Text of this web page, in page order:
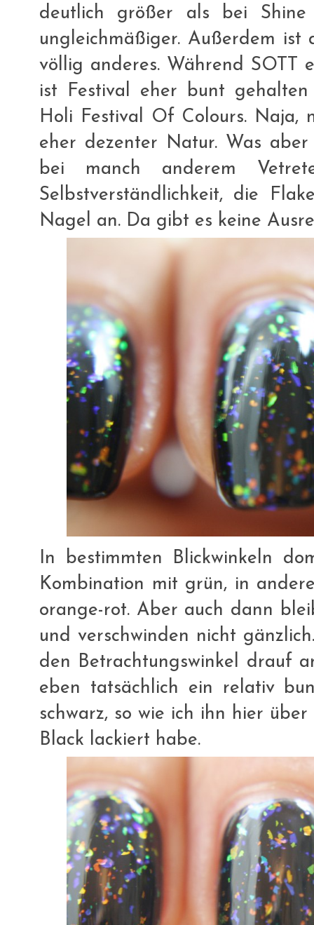
deutlich größer als bei
ungleichmäßiger. Außerdem ist
völlig anderes. Während SOTT
ist Festival eher bunt
Holi Festival Of Colours. Naja,
eher dezenter Natur. Was
bei manch anderem
Selbstverständlichkeit, die
Nagel an. Da gibt es keine
In bestimmten Blickwinkeln
Kombination mit grün, in
orange-rot. Aber auch dann
und verschwinden nicht
den Betrachtungswinkel drauf
eben tatsächlich ein relativ
schwarz, so wie ich ihn hier
Black lackiert habe.